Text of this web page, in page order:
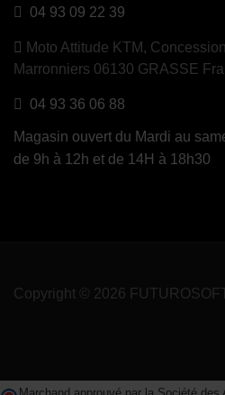
04 93 09 22 39
Moto Attitude KTM,
Marronniers 06130 GRASSE
04 93 36 06 88
Magasin ouvert du Mardi au
de 9h à 12h et de 14H à 18h30
Copyright © 2026